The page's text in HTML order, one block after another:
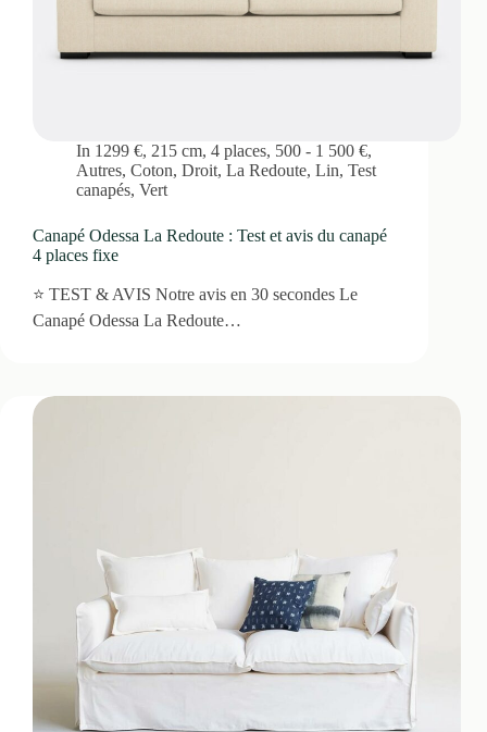
In 1299 €, 215 cm,4 places, 500 - 1 500 €,
Autres, Coton, Droit, La Redoute, Lin, Test
canapés, Vert
Canapé Odessa La Redoute : Test et avis du canapé
4 places fixe
⭐ TEST & AVIS Notre avis en 30 secondes Le
Canapé Odessa La Redoute…